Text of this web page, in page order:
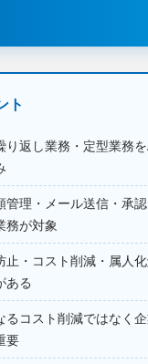
ト
り返し業務・定型業務
管理・メール送信・承
務が対象
止・コスト削減・属人
ある
るコスト削減ではなく
要